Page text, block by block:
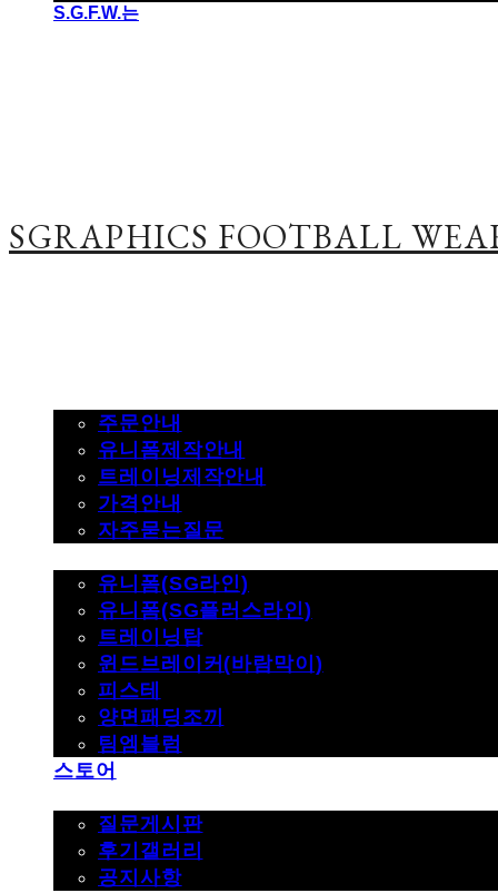
S.G.F.W.는
SGRAPHICS FOOTBALL
주문안내
유니폼제작안내
트레이닝제작안내
가격안내
자주묻는질문
유니폼(SG라인)
유니폼(SG플러스라인)
트레이닝탑
윈드브레이커(바람막이)
피스테
양면패딩조끼
팀엠블럼
스토어
질문게시판
후기갤러리
공지사항